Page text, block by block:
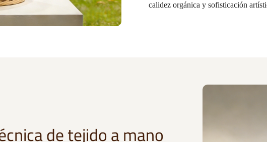
calidez orgánica y sofisticación
de tejido a mano